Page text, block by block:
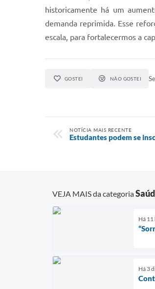
historicamente há um
demanda reprimida. Esse
escala, para fortalecermos a
GOSTEI NÃO GOSTEI
NOTÍCIA MAIS RECENTE
Estudantes podem se
VEJA MAIS da categoria
Há
Há 3